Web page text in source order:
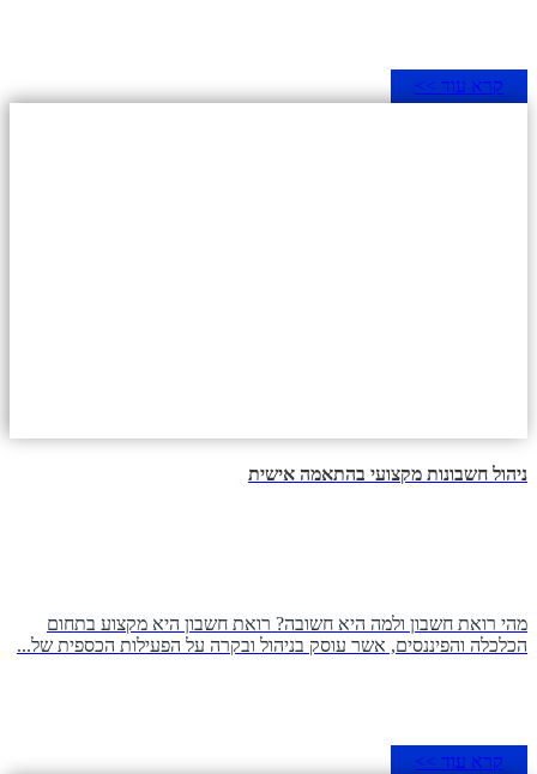
קרא עוד >>
ניהול חשבונות מקצועי בהתאמה אישית
מהי רואת חשבון ולמה היא חשובה? רואת חשבון היא מקצוע בתחום
הכלכלה והפיננסים, אשר עוסק בניהול ובקרה על הפעילות הכספית של...
קרא עוד >>